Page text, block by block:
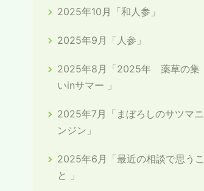
2025年10月「和人参」
2025年9月「人参」
2025年8月「2025年 薬草の集
いinサマー 」
2025年7月「まぼろしのサツマニ
ンジン」
2025年6月「最近の相談で思うこ
と 」